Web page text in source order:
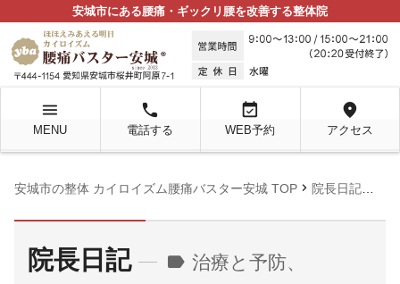
安城市にある腰痛・ギックリ腰を改善する整体院
menu
MENU
local_phone
電話する
event_available
WEB予約
location_on
アクセス
安城市の整体 カイロイズム腰痛バスター安城 TOP chevron_right 院長日記
院長日記 label 治療と予防、